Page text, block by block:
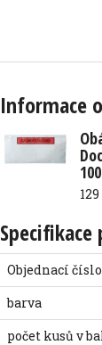
Informace
Objednací číslo
barva
počet kusů v